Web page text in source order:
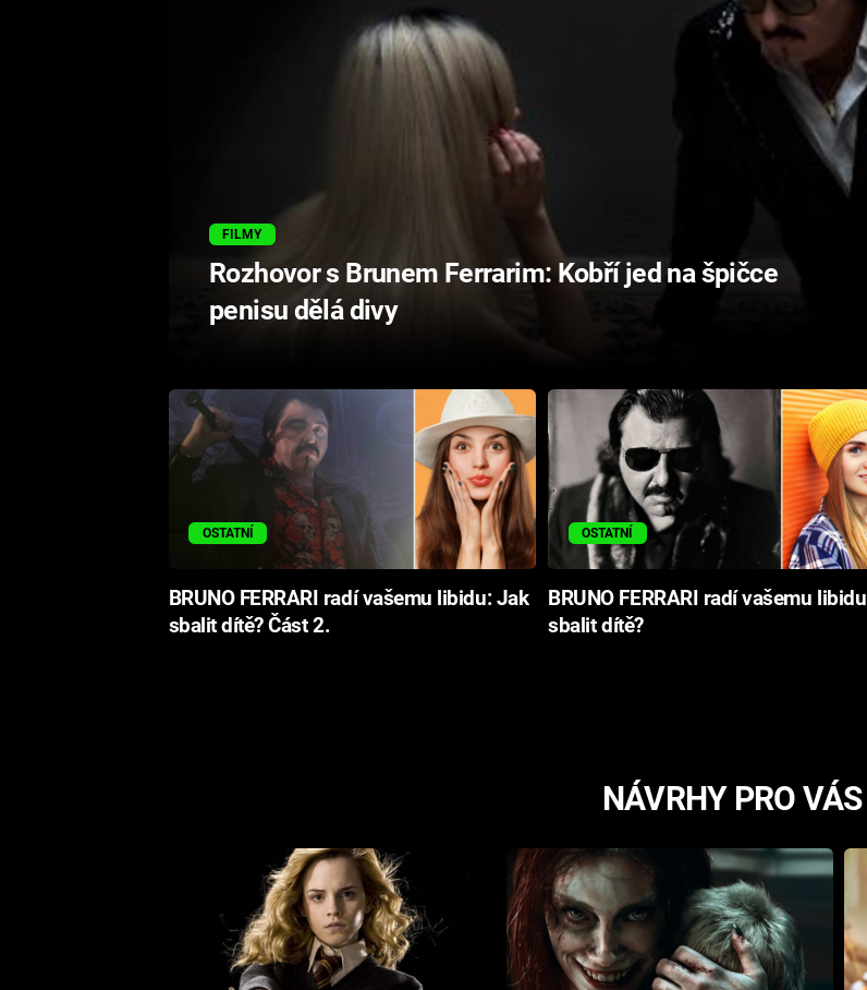
FILMY
Rozhovor s Brunem Ferrarim: Kobří jed na špičce
penisu dělá divy
OSTATNÍ
BRUNO FERRARI radí vašemu libidu: Jak
sbalit dítě? Část 2.
OSTATNÍ
BRUNO FERRARI radí vašemu
sbalit dítě?
NÁVRHY PRO VÁS